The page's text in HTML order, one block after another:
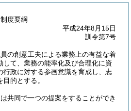
度要綱
平成24年8月15日
訓令第7号
の創意工夫による業務上の有益な着
して、業務の能率化及び合理化に資
行政に対する参画意識を育成し、志
的とする。
共同で一つの提案をすることができ